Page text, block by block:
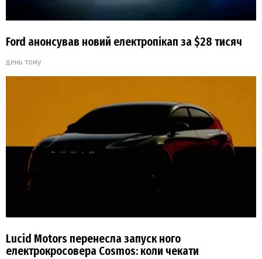
Ford анонсував новий електропікап за $28 тисяч
день тому
Lucid Motors перенесла запуск ного
електрокросовера Cosmos: коли чекати